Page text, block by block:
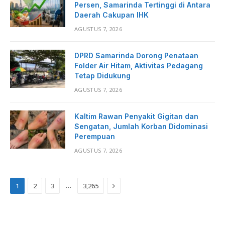
Persen, Samarinda Tertinggi di Antara
Daerah Cakupan IHK
AGUSTUS 7, 2026
DPRD Samarinda Dorong Penataan
Folder Air Hitam, Aktivitas Pedagang
Tetap Didukung
AGUSTUS 7, 2026
Kaltim Rawan Penyakit Gigitan dan
Sengatan, Jumlah Korban Didominasi
Perempuan
AGUSTUS 7, 2026
1 2 3 … 3,265 Next